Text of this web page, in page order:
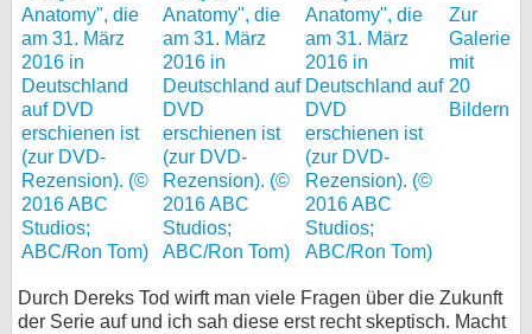
Zur
Galerie
mit
20
Bildern
Durch Dereks Tod wirft man viele Fragen über die Zukunft
der Serie auf und ich sah diese erst recht skeptisch. Macht